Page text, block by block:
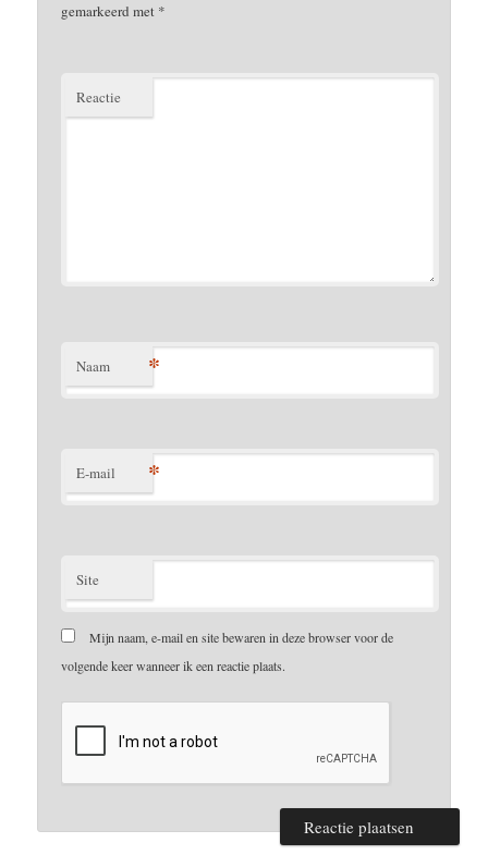
gemarkeerd met *
Reactie
Naam *
E-mail *
Site
Mijn naam, e-mail en site bewaren in deze browser voor de
volgende keer wanneer ik een reactie plaats.